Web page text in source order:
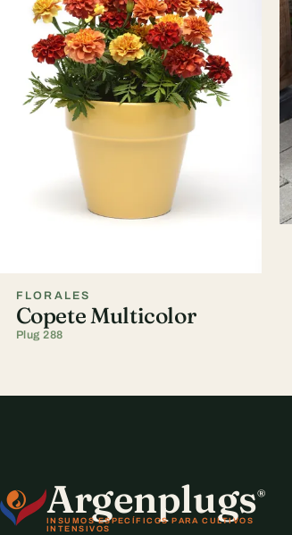
FLORALES
Copete Multicolor
Plug 288
Argenplugs®
INSUMOS ESPECÍFICOS PARA CULTIVOS
INTENSIVOS